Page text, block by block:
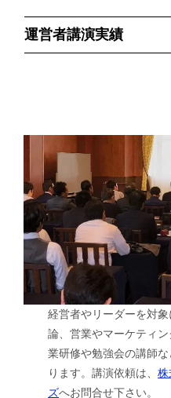
運営者講演実績
経営者やリーダーを対
論、営業やマーケティ
業研修や勉強会の講師
ります。講演依頼は、株
ズへお問合せ下さい。